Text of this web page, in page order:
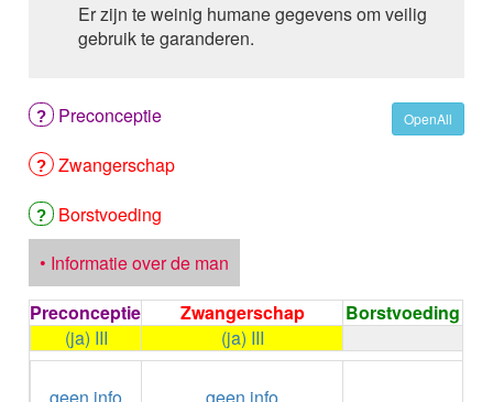
ALFA-1-PROTEINASEREMMER humaan
ALFENTANYL HCl
ALGELDRAAT / MAGNESIUM HYDROXYDE
ALGINAAT Na / Na BICARBONAAT / CALCIUM
ALGINEZUUR
ALGLUCOSIDASE alfa
ALIROCUMAB
ALITRETINOINE
ALIZAPRIDE
ALLOPURINOL
ALMOTRIPTAN
Er zijn te weinig humane gegevens om veilig
gebruik te garanderen.
OpenAll
Preconceptie
Zwangerschap
Borstvoeding
• Informatie over de man
Preconceptie
Zwangerschap
Borstvoeding
(ja) III
(ja) III